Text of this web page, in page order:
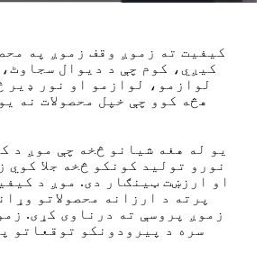
کیفیت ته زموږ وقف زموږ په
کیږي، کوم چې د دیوال
لوازمو، لوازمو او نور ډیر
هڅه کوو چې خپل محصولات نه
یو له هغه شیانو څخه چې موږ د
نورو تولید کونکو څخه جلا کوي
او ارزښت ټینګار دی. موږ د
پرته د ارزانه محصولاتو
زموږ پروسې ته درناوی کړی.
سره د پیرودونکو توقعاتو